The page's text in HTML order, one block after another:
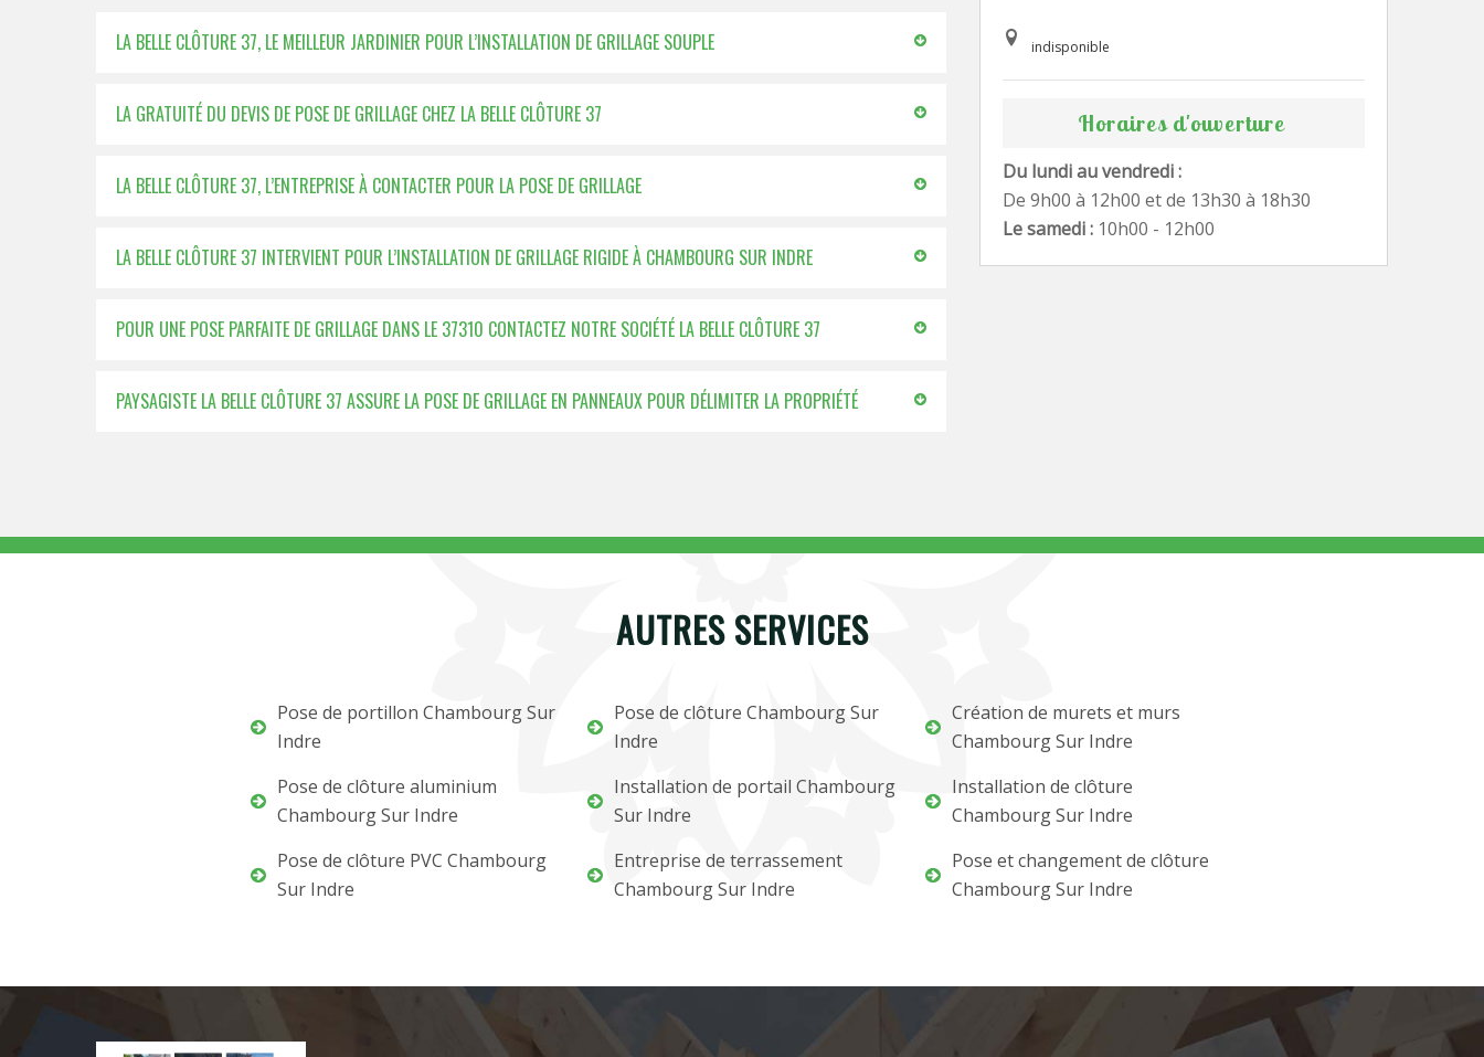
LA BELLE CLÔTURE 37, LE MEILLEUR JARDINIER POUR L’INSTALLATION DE GRILLAGE SOUPLE
LA GRATUITÉ DU DEVIS DE POSE DE GRILLAGE CHEZ LA BELLE CLÔTURE 37
LA BELLE CLÔTURE 37, L’ENTREPRISE À CONTACTER POUR LA POSE DE GRILLAGE
LA BELLE CLÔTURE 37 INTERVIENT POUR L’INSTALLATION DE GRILLAGE RIGIDE À CHAMBOURG SUR INDRE
POUR UNE POSE PARFAITE DE GRILLAGE DANS LE 37310 CONTACTEZ NOTRE SOCIÉTÉ LA BELLE CLÔTURE 37
PAYSAGISTE LA BELLE CLÔTURE 37 ASSURE LA POSE DE GRILLAGE EN PANNEAUX POUR DÉLIMITER LA PROPRIÉTÉ
indisponible
Horaires d'ouverture
Du lundi au vendredi :
De 9h00 à 12h00 et de 13h30 à 18h30
Le samedi : 10h00 - 12h00
AUTRES SERVICES
Pose de portillon Chambourg Sur
Indre
Pose de clôture aluminium
Chambourg Sur Indre
Pose de clôture PVC Chambourg
Sur Indre
Pose de clôture Chambourg Sur
Indre
Installation de portail Chambourg
Sur Indre
Entreprise de terrassement
Chambourg Sur Indre
Création de murets et murs
Chambourg Sur Indre
Installation de clôture
Chambourg Sur Indre
Pose et changement de clôture
Chambourg Sur Indre